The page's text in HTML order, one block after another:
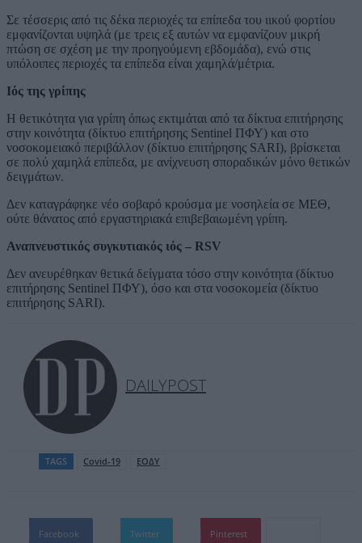
Σε τέσσερις από τις δέκα περιοχές τα επίπεδα του ιικού φορτίου
εμφανίζονται υψηλά (με τρεις εξ αυτών να εμφανίζουν μικρή
πτώση σε σχέση με την προηγούμενη εβδομάδα), ενώ στις
υπόλοιπες περιοχές τα επίπεδα είναι χαμηλά/μέτρια.
Ιός της γρίπης
Η θετικότητα για γρίπη όπως εκτιμάται από τα δίκτυα επιτήρησης
στην κοινότητα (δίκτυο επιτήρησης Sentinel ΠΦΥ) και στο
νοσοκομειακό περιβάλλον (δίκτυο επιτήρησης SARI), βρίσκεται
σε πολύ χαμηλά επίπεδα, με ανίχνευση σποραδικών μόνο θετικών
δειγμάτων.
Δεν καταγράφηκε νέο σοβαρό κρούσμα με νοσηλεία σε ΜΕΘ,
ούτε θάνατος από εργαστηριακά επιβεβαιωμένη γρίπη.
Αναπνευστικός συγκυτιακός ιός – RSV
Δεν ανευρέθηκαν θετικά δείγματα τόσο στην κοινότητα (δίκτυο
επιτήρησης Sentinel ΠΦΥ), όσο και στα νοσοκομεία (δίκτυο
επιτήρησης SARI).
DAILYPOST
TAGS Covid-19 ΕΟΔΥ
Facebook Twitter Pinterest